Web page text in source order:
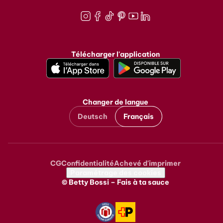
Télécharger l'application
Changer de langue
Deutsch
Français
Metanavigation
CGConfidentialitéAchevé d'imprimer
© Betty Bossi – Fais à ta sauce